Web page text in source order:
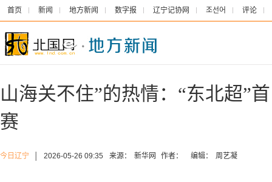
首页 新闻 地方新闻 数字报 辽宁记协网 조선어 评论
山海关不住”的热情：“东北超”
赛
今日辽宁 2026-05-26 09:35 来源： 新华网 作者： 编辑： 周艺凝